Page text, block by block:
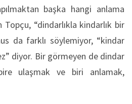
başka hangi anlama
“dindarlıkla kindarlık bir
da farklı söylemiyor, “kindar
diyor. Bir görmeyen de dindar
ulaşmak ve biri anlamak,